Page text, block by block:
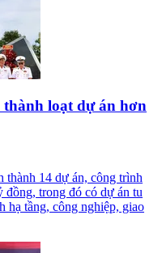
loạt dự án hơn
thành 14 dự án, công trình
trong đó có dự án tu
hạ tầng, công nghiệp, giao